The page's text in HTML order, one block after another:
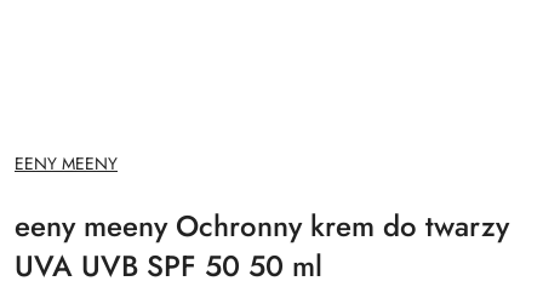
NAZWA
PRODUCENTA:
EENY MEENY
eeny meeny Ochronny krem do twarzy
UVA UVB SPF 50 50 ml